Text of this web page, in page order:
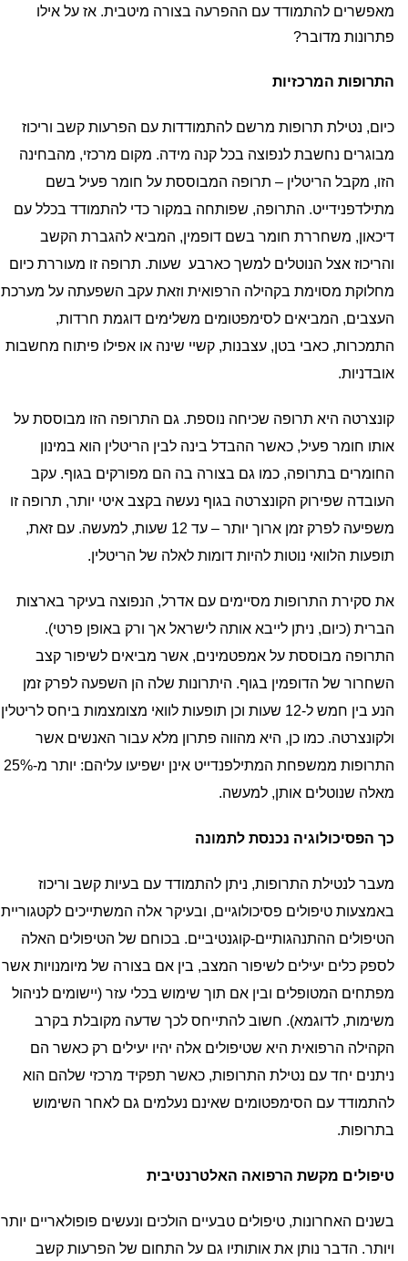
מאפשרים להתמודד עם ההפרעה בצורה מיטבית. אז על אילו
פתרונות מדובר?
התרופות המרכזיות
כיום, נטילת תרופות מרשם להתמודדות עם הפרעות קשב וריכוז
מבוגרים נחשבת לנפוצה בכל קנה מידה. מקום מרכזי, מהבחינה
הזו, מקבל הריטלין – תרופה המבוססת על חומר פעיל בשם
מתילדפנידייט. התרופה, שפותחה במקור כדי להתמודד בכלל עם
דיכאון, משחררת חומר בשם דופמין, המביא להגברת הקשב
והריכוז אצל הנוטלים למשך כארבע שעות. תרופה זו מעוררת כיום
מחלוקת מסוימת בקהילה הרפואית וזאת עקב השפעתה על מערכת
העצבים, המביאים לסימפטומים משלימים דוגמת חרדות,
התמכרות, כאבי בטן, עצבנות, קשיי שינה או אפילו פיתוח מחשבות
אובדניות.
קונצרטה היא תרופה שכיחה נוספת. גם התרופה הזו מבוססת על
אותו חומר פעיל, כאשר ההבדל בינה לבין הריטלין הוא במינון
החומרים בתרופה, כמו גם בצורה בה הם מפורקים בגוף. עקב
העובדה שפירוק הקונצרטה בגוף נעשה בקצב איטי יותר, תרופה זו
משפיעה לפרק זמן ארוך יותר – עד 12 שעות, למעשה. עם זאת,
תופעות הלוואי נוטות להיות דומות לאלה של הריטלין.
את סקירת התרופות מסיימים עם אדרל, הנפוצה בעיקר בארצות
הברית (כיום, ניתן לייבא אותה לישראל אך ורק באופן פרטי).
התרופה מבוססת על אמפטמינים, אשר מביאים לשיפור קצב
השחרור של הדופמין בגוף. היתרונות שלה הן השפעה לפרק זמן
הנע בין חמש ל-12 שעות וכן תופעות לוואי מצומצמות ביחס לריטלין
ולקונצרטה. כמו כן, היא מהווה פתרון מלא עבור האנשים אשר
התרופות ממשפחת המתילפנדייט אינן ישפיעו עליהם: יותר מ-25%
מאלה שנוטלים אותן, למעשה.
כך הפסיכולוגיה נכנסת לתמונה
מעבר לנטילת התרופות, ניתן להתמודד עם בעיות קשב וריכוז
באמצעות טיפולים פסיכולוגיים, ובעיקר אלה המשתייכים לקטגוריית
הטיפולים ההתנהגותיים-קוגנטיביים. בכוחם של הטיפולים האלה
לספק כלים יעילים לשיפור המצב, בין אם בצורה של מיומנויות אשר
מפתחים המטופלים ובין אם תוך שימוש בכלי עזר (יישומים לניהול
משימות, לדוגמא). חשוב להתייחס לכך שדעה מקובלת בקרב
הקהילה הרפואית היא שטיפולים אלה יהיו יעילים רק כאשר הם
ניתנים יחד עם נטילת התרופות, כאשר תפקיד מרכזי שלהם הוא
להתמודד עם הסימפטומים שאינם נעלמים גם לאחר השימוש
בתרופות.
טיפולים מקשת הרפואה האלטרנטיבית
בשנים האחרונות, טיפולים טבעיים הולכים ונעשים פופולאריים יותר
ויותר. הדבר נותן את אותותיו גם על התחום של הפרעות קשב